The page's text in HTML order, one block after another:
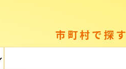
市町村で探す